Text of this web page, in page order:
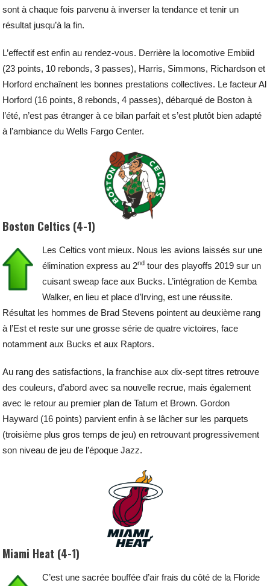
sont à chaque fois parvenu à inverser la tendance et tenir un
résultat jusqu’à la fin.
L’effectif est enfin au rendez-vous. Derrière la locomotive Embiid
(23 points, 10 rebonds, 3 passes), Harris, Simmons, Richardson et
Horford enchaînent les bonnes prestations collectives. Le facteur Al
Horford (16 points, 8 rebonds, 4 passes), débarqué de Boston à
l’été, n’est pas étranger à ce bilan parfait et s’est plutôt bien adapté
à l’ambiance du Wells Fargo Center.
Boston Celtics (4-1)
Les Celtics vont mieux. Nous les avions laissés sur une
élimination express au 2nd tour des playoffs 2019 sur un
cuisant sweap face aux Bucks. L’intégration de Kemba
Walker, en lieu et place d’Irving, est une réussite.
Résultat les hommes de Brad Stevens pointent au deuxième rang
à l’Est et reste sur une grosse série de quatre victoires, face
notamment aux Bucks et aux Raptors.
Au rang des satisfactions, la franchise aux dix-sept titres retrouve
des couleurs, d’abord avec sa nouvelle recrue, mais également
avec le retour au premier plan de Tatum et Brown. Gordon
Hayward (16 points) parvient enfin à se lâcher sur les parquets
(troisième plus gros temps de jeu) en retrouvant progressivement
son niveau de jeu de l’époque Jazz.
Miami Heat (4-1)
C’est une sacrée bouffée d’air frais du côté de la Floride